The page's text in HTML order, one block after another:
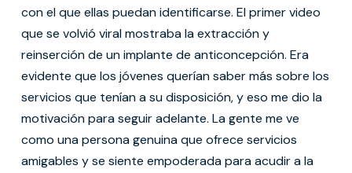
con el que ellas puedan identificarse. El primer video
que se volvió viral mostraba la extracción y
reinserción de un implante de anticoncepción. Era
evidente que los jóvenes querían saber más sobre los
servicios que tenían a su disposición, y eso me dio la
motivación para seguir adelante. La gente me ve
como una persona genuina que ofrece servicios
amigables y se siente empoderada para acudir a la